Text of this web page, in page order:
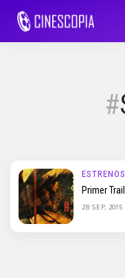
ESTRENOS
Primer
28 SEP, 2015